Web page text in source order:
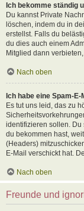
Ich bekomme ständig
Du kannst Private
löschen, indem du in
erstellst. Falls du
du dies auch einem
Mitglied dann
Nach oben
Ich habe eine Spam-
Es tut uns leid, das zu
identifizieren sollen. Du
du bekommen hast,
(Headers)
E-Mail verschickt hat.
Nach oben
Freunde und